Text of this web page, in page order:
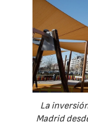
La
Madrid